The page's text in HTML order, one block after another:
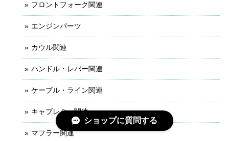
フロントフォーク関連
エンジンパーツ
カウル関連
ハンドル・レバー関連
ケーブル・ライン関連
キャブレター関連
マフラー関連
ショップに質問する